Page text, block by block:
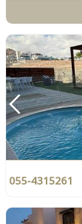
055-4315261